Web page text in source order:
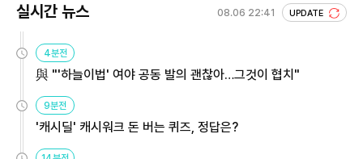
실시간 뉴스 08.06 22:41 UPDATE
4분전
與 "'하늘이법' 여야 공동 발의 괜찮아…그것이 협치"
9분전
'캐시딜' 캐시워크 돈 버는 퀴즈, 정답은?